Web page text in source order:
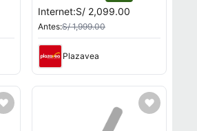
Internet:S/ 2,099.00
Antes:S/ 1,999.00
Plazavea